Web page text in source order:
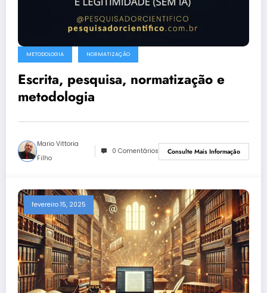
METODOLOGIA NORMATIZAÇÃO
Escrita, pesquisa, normatização e
metodologia
Mario Vittoria
Filho
0 Comentários Consulte Mais Informação
fevereiro 15, 2025